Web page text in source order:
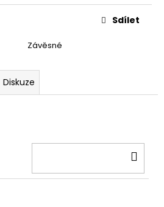
Závěsné
Sdílet
Diskuze